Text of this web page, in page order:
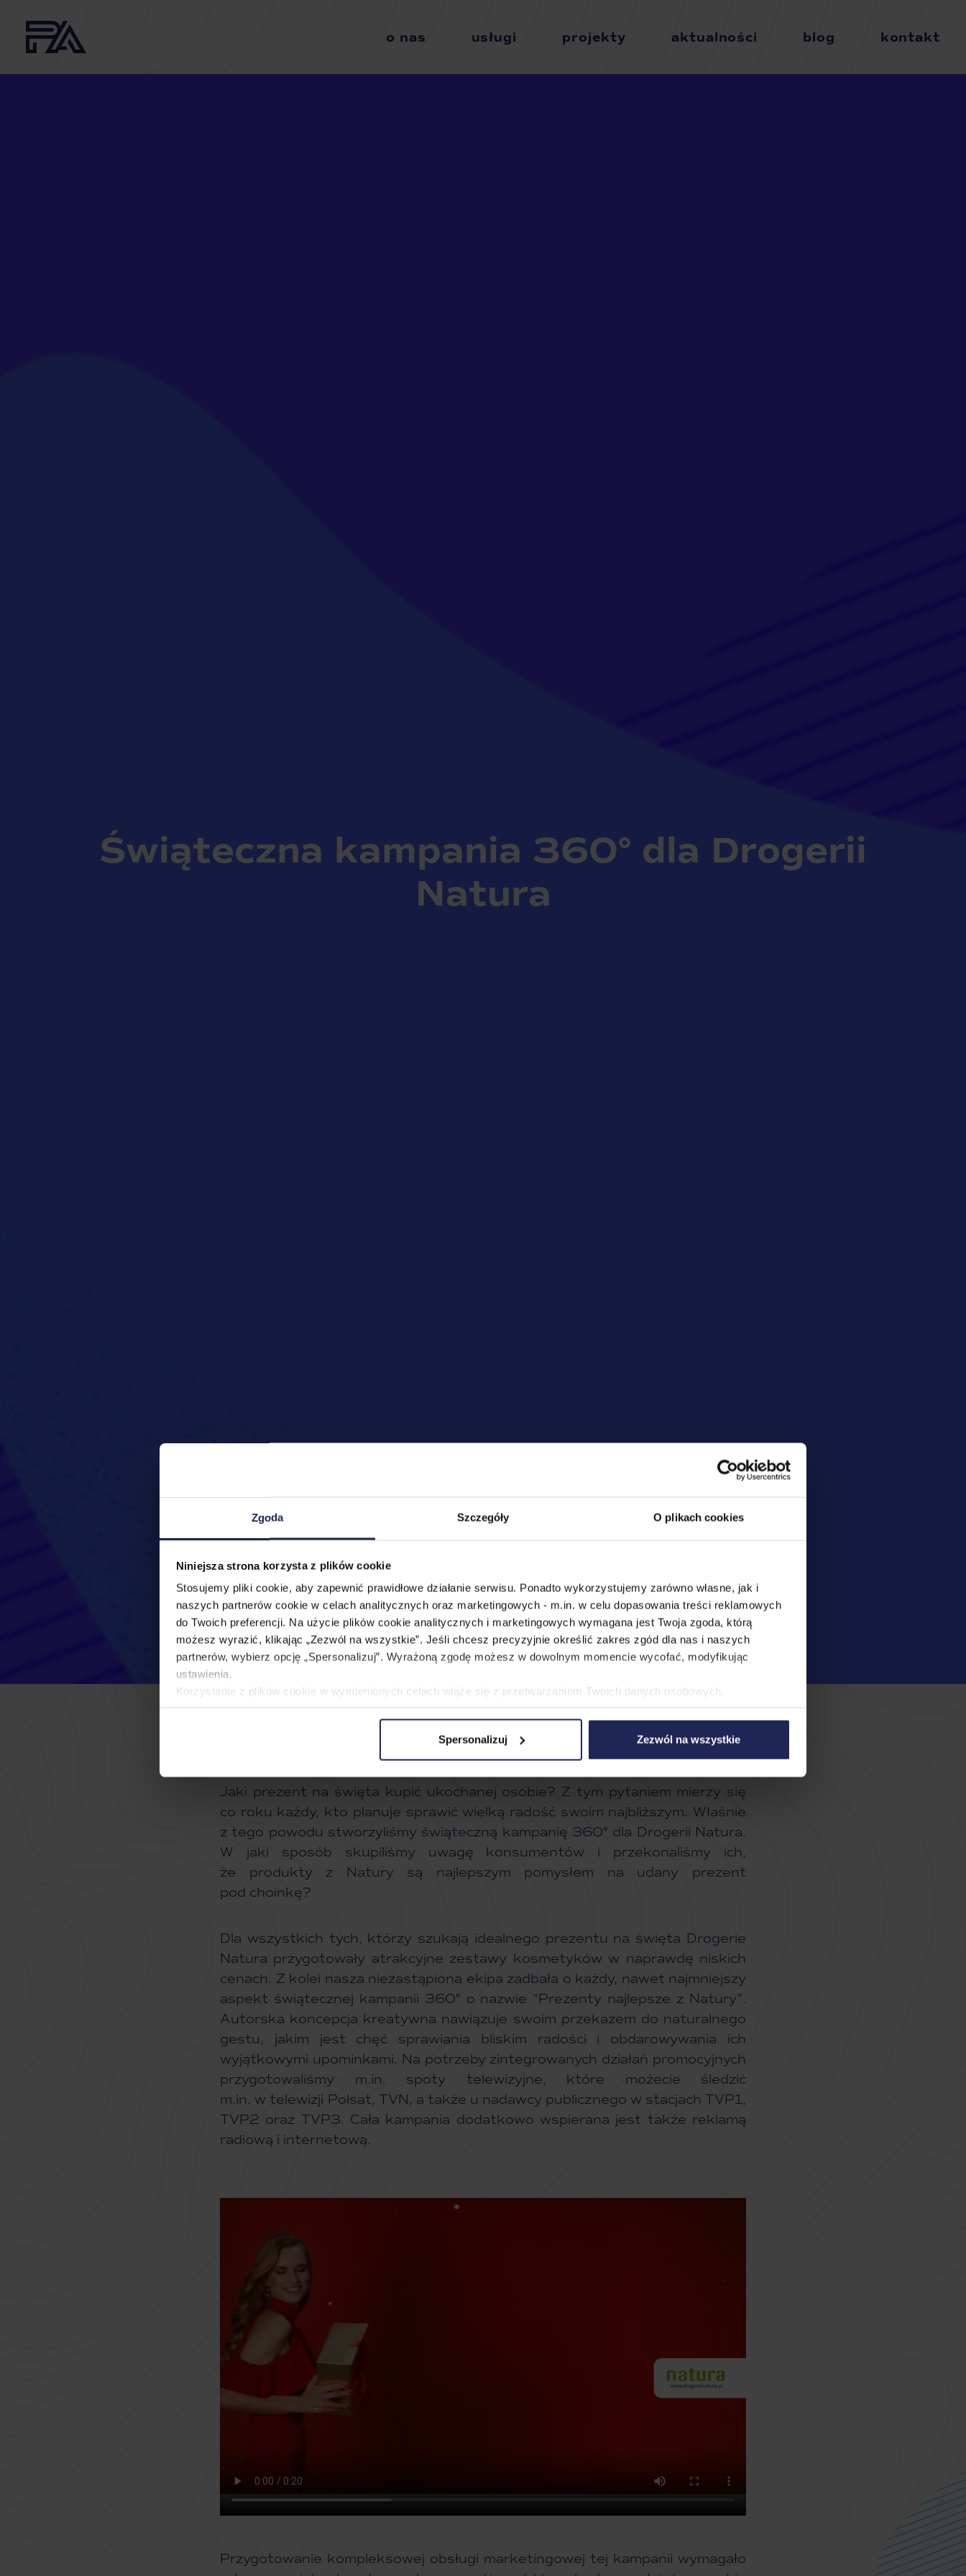
Zgoda Szczegóły O plikach cookies
Niniejsza strona korzysta z plików cookie
Stosujemy pliki cookie, aby zapewnić prawidłowe działanie serwisu. Ponadto wykorzystujemy zarówno własne, jak i
naszych partnerów cookie w celach analitycznych oraz marketingowych - m.in. w celu dopasowania treści reklamowych
do Twoich preferencji. Na użycie plików cookie analitycznych i marketingowych wymagana jest Twoja zgoda, którą
możesz wyrazić, klikając „Zezwól na wszystkie”. Jeśli chcesz precyzyjnie określić zakres zgód dla nas i naszych
partnerów, wybierz opcję „Spersonalizuj”. Wyrażoną zgodę możesz w dowolnym momencie wycofać, modyfikując
ustawienia.
Korzystanie z plików cookie w wymienionych celach wiąże się z przetwarzaniem Twoich danych osobowych.
Spersonalizuj Zezwól na wszystkie
o nas usługi projekty aktualności blog kontakt
Świąteczna kampania 360° dla Drogerii
Natura
Jaki prezent na święta kupić ukochanej osobie? Z tym pytaniem mierzy się
co roku każdy, kto planuje sprawić wielką radość swoim najbliższym. Właśnie
z tego powodu stworzyliśmy świąteczną kampanię 360° dla Drogerii Natura.
W jaki sposób skupiliśmy uwagę konsumentów i przekonaliśmy ich,
że produkty z Natury są najlepszym pomysłem na udany prezent
pod choinkę?
Dla wszystkich tych, którzy szukają idealnego prezentu na święta Drogerie
Natura przygotowały atrakcyjne zestawy kosmetyków w naprawdę niskich
cenach. Z kolei nasza niezastąpiona ekipa zadbała o każdy, nawet najmniejszy
aspekt świątecznej kampanii 360° o nazwie “Prezenty najlepsze z Natury”.
Autorska koncepcja kreatywna nawiązuje swoim przekazem do naturalnego
gestu, jakim jest chęć sprawiania bliskim radości i obdarowywania ich
wyjątkowymi upominkami. Na potrzeby zintegrowanych działań promocyjnych
przygotowaliśmy m.in. spoty telewizyjne, które możecie śledzić
m.in. w telewizji Polsat, TVN, a także u nadawcy publicznego w stacjach TVP1,
TVP2 oraz TVP3. Cała kampania dodatkowo wspierana jest także reklamą
radiową i internetową.
Przygotowanie kompleksowej obsługi marketingowej tej kampanii wymagało